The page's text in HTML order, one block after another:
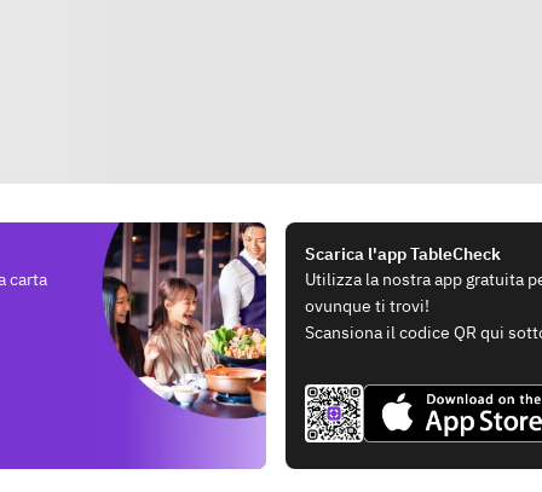
carta
Scarica l'app TableCheck
Utilizza la nostra app gratuita
ovunque ti trovi!
Scansiona il codice QR qui